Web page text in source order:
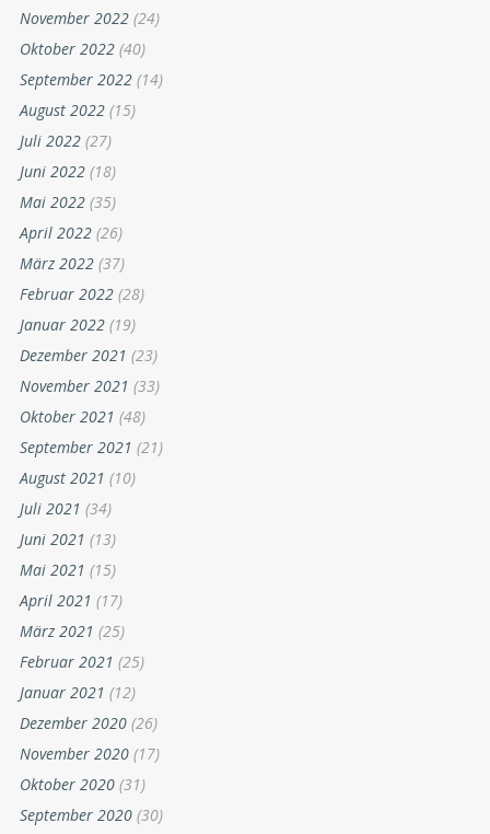
November 2022 (24)
Oktober 2022 (40)
September 2022 (14)
August 2022 (15)
Juli 2022 (27)
Juni 2022 (18)
Mai 2022 (35)
April 2022 (26)
März 2022 (37)
Februar 2022 (28)
Januar 2022 (19)
Dezember 2021 (23)
November 2021 (33)
Oktober 2021 (48)
September 2021 (21)
August 2021 (10)
Juli 2021 (34)
Juni 2021 (13)
Mai 2021 (15)
April 2021 (17)
März 2021 (25)
Februar 2021 (25)
Januar 2021 (12)
Dezember 2020 (26)
November 2020 (17)
Oktober 2020 (31)
September 2020 (30)